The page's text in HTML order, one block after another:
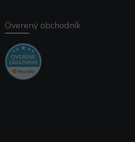
Overený obchodník